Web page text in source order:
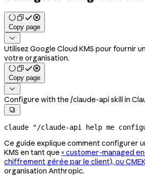
Copy page

Utilisez Google Cloud KMS pour fournir
votre organisation.
Copy page

Configure with the /claude-api skill in

claude "/claude-api help me
Ce guide explique comment configurer
KMS en tant que « customer-managed
chiffrement gérée par le client), ou
organisation Anthropic.